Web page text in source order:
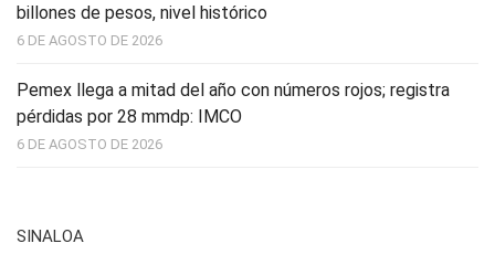
billones de pesos, nivel histórico
6 DE AGOSTO DE 2026
Pemex llega a mitad del año con números rojos; registra
pérdidas por 28 mmdp: IMCO
6 DE AGOSTO DE 2026
SINALOA